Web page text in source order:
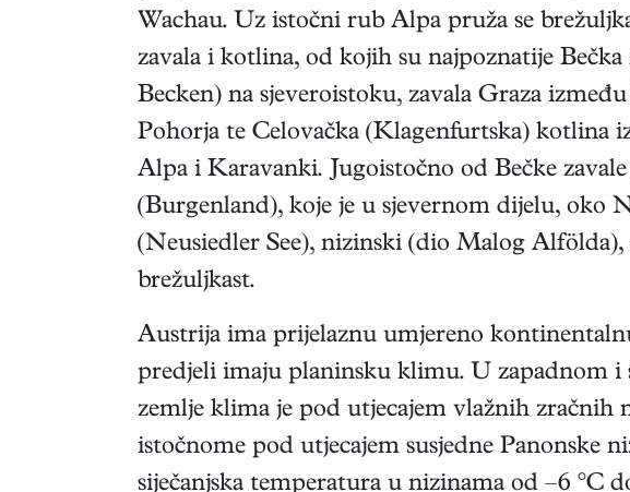
Wachau. Uz istočni rub Alpa pruža se
zavala i kotlina, od kojih su najpoznatije Bečka
Becken) na sjeveroistoku, zavala Graza
Pohorja te Celovačka (Klagenfurtska) kotlina
Alpa i Karavanki. Jugoistočno od Bečke
(Burgenland), koje je u sjevernom dijelu, oko
(Neusiedler See), nizinski (dio Malog
brežuljkast.
Austrija ima prijelaznu umjereno
predjeli imaju planinsku klimu. U zapadnom i
zemlje klima je pod utjecajem vlažnih zračnih
istočnome pod utjecajem susjedne Panonske
siječanjska temperatura u nizinama od –6 °C